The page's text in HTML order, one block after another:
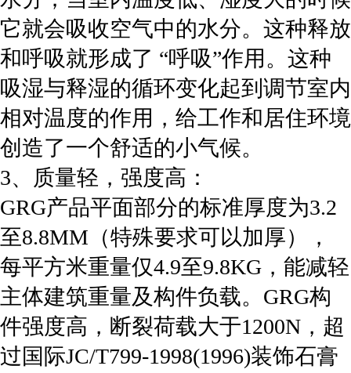
它就会吸收空气中的水分。这种释放
和呼吸就形成了 “呼吸”作用。这种
吸湿与释湿的循环变化起到调节室内
相对温度的作用，给工作和居住环境
创造了一个舒适的小气候。
3、质量轻，强度高：
GRG产品平面部分的标准厚度为3.2
至8.8MM（特殊要求可以加厚），
每平方米重量仅4.9至9.8KG，能减轻
主体建筑重量及构件负载。GRG构
件强度高，断裂荷载大于1200N，超
过国际JC/T799-1998(1996)装饰石膏